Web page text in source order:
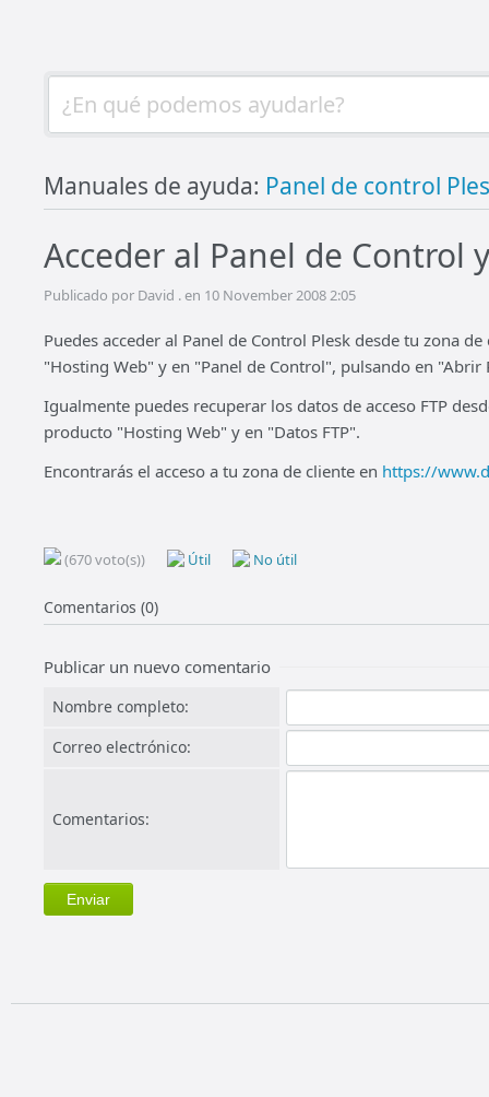
Manuales de ayuda: Panel de control
Acceder al Panel de Control
Publicado por David . en 10 November 2008 2:05
Puedes acceder al Panel de Control Plesk desde tu zona
"Hosting Web" y en "Panel de Control", pulsando en "Abrir
Igualmente puedes recuperar los datos de acceso FTP
producto "Hosting Web" y en "Datos FTP".
Encontrarás el acceso a tu zona de cliente en https://
(670 voto(s)) Útil No útil
Comentarios (0)
Publicar un nuevo comentario
Nombre completo:
Correo electrónico:
Comentarios: